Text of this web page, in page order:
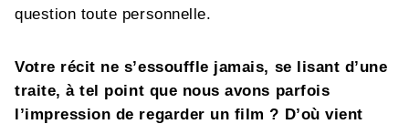
question toute personnelle.
Votre récit ne s’essouffle jamais, se lisant d’une
traite, à tel point que nous avons parfois
l’impression de regarder un film ? D’où vient